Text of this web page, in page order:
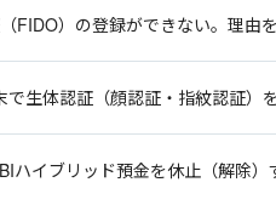
FIDO）の登録ができない。理由を
で生体認証（顔認証・指紋認証
ハイブリッド預金を休止（解除）